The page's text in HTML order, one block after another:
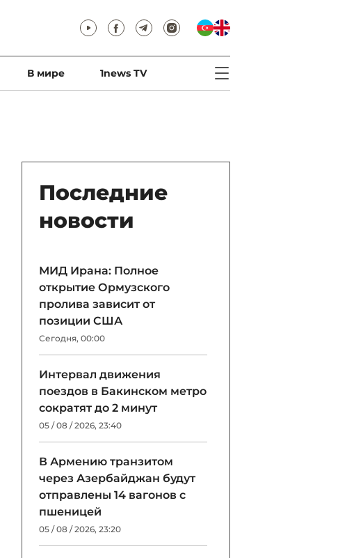
В мире 1news TV
Последние
новости
МИД Ирана: Полное
открытие Ормузского
пролива зависит от
позиции США
Сегодня, 00:00
Интервал движения
поездов в Бакинском метро
сократят до 2 минут
05 / 08 / 2026, 23:40
В Армению транзитом
через Азербайджан будут
отправлены 14 вагонов с
пшеницей
05 / 08 / 2026, 23:20